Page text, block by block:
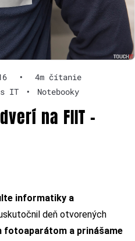
•
4m čítanie
IT • Notebooky
na FIIT –
informatiky a
deň otvorených
fotoaparátom a prinášame